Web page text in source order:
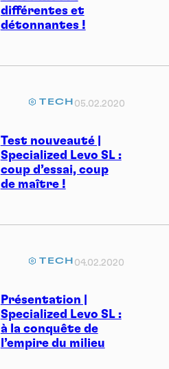
différentes et
détonnantes !
Test nouveauté |
Specialized Levo SL :
coup d’essai, coup
de maître !
TECH 05.02.2020
Présentation |
Specialized Levo SL :
à la conquête de
l’empire du milieu
TECH 04.02.2020